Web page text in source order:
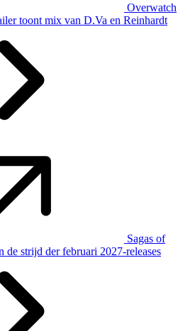
Overwatch
toont mix van D.Va en Reinhardt
Sagas of
de strijd der februari 2027-releases